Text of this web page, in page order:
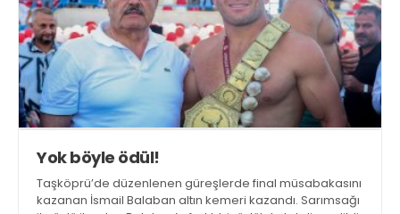
Yok böyle ödül!
Taşköprü’de düzenlenen güreşlerde final müsabakasını
kazanan İsmail Balaban altın kemeri kazandı. Sarımsağı